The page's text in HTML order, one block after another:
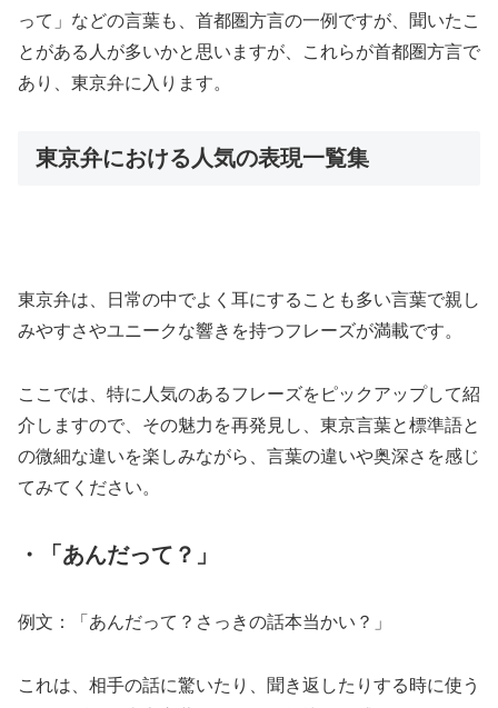
って」などの言葉も、首都圏方言の一例ですが、聞いたこ
とがある人が多いかと思いますが、これらが首都圏方言で
あり、東京弁に入ります。
東京弁における人気の表現一覧集
東京弁は、日常の中でよく耳にすることも多い言葉で親し
みやすさやユニークな響きを持つフレーズが満載です。
ここでは、特に人気のあるフレーズをピックアップして紹
介しますので、その魅力を再発見し、東京言葉と標準語と
の微細な違いを楽しみながら、言葉の違いや奥深さを感じ
てみてください。
・「あんだって？」
例文：「あんだって？さっきの話本当かい？」
これは、相手の話に驚いたり、聞き返したりする時に使う